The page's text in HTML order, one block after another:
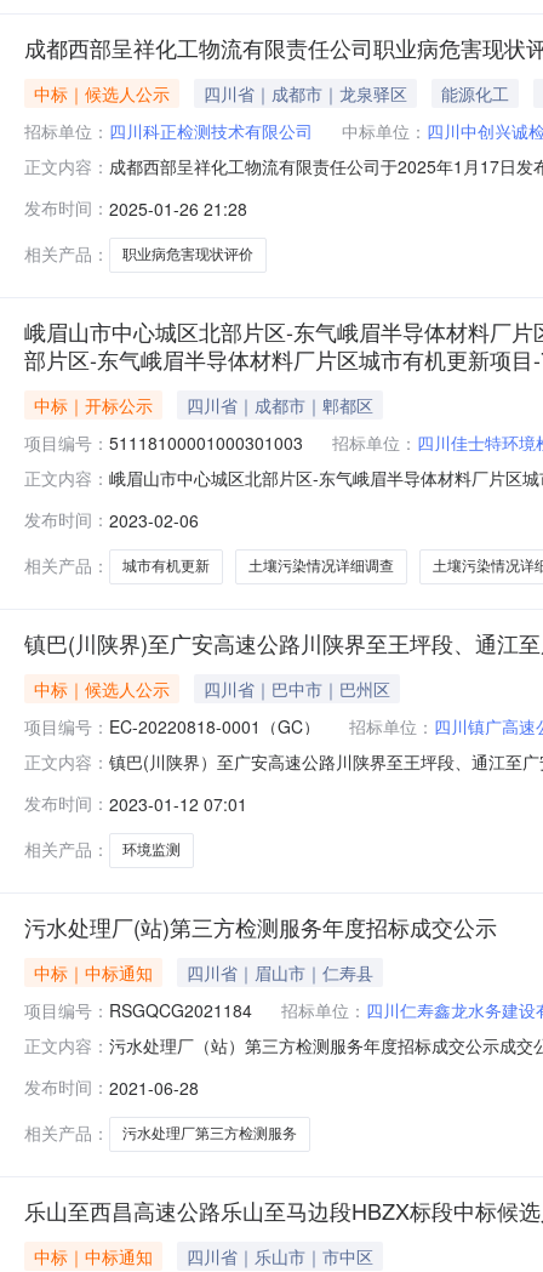
成都西部呈祥化工物流有限责任公司职业病危害现状
中标｜候选人公示 四川省｜成都市｜龙泉驿区
能源化工
招标单位： 四川科正检测技术有限公司 中标单位： 四川中创兴诚
正文内容： 成都西部呈祥化工物流有限责任公司于2025年1月17日
公布本项目中选候选人名单：一、前三名公示如下：金
询限公司6%16800元2
发布时间： 2025-01-26 21:28
相关产品：
职业病危害现状评价
峨眉山市中心城区北部片区-东气峨眉半导体材料厂
部片区-东气峨眉半导体材料厂片区城市有机更新项
中标｜开标公示
四川省｜成都市｜郫都区
项目编号： 51118100001000301003 招标单位： 四川佳士特环境
正文内容： 峨眉山市中心城区北部片区-东气峨眉半导体材料厂片区
地点峨眉山市名山东路8号（峨眉山市政务中心六楼）开
发布时间： 2023-02-06
相关产品：
城市有机更新 土壤污染情况详细调查 土壤污染情况详
镇巴(川陕界)至广安高速公路川陕界至王坪段、通江
中标｜候选人公示
四川省｜巴中市｜巴州区
项目编号： EC-20220818-0001（GC） 招标单位： 四川镇广高速
正文内容： 镇巴(川陕界）至广安高速公路川陕界至王坪段、通江至
主四川镇广高速公路有限责任公司项目业主联系电话
发布时间： 2023-01-12 07:01
相关产品：
环境监测
污水处理厂(站)第三方检测服务年度招标成交公示
中标｜中标通知
四川省｜眉山市｜仁寿县
项目编号： RSGQCG2021184 招标单位： 四川仁寿鑫龙水务建设
正文内容： 污水处理厂（站）第三方检测服务年度招标成交公示成
396000.0元1采购单位：四川仁寿鑫龙水务建设有限公司
发布时间： 2021-06-28
相关产品：
污水处理厂第三方检测服务
乐山至西昌高速公路乐山至马边段HBZX标段中标候
中标｜中标通知
四川省｜乐山市｜市中区